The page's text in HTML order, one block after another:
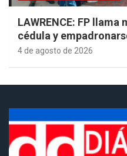
LAWRENCE: FP
cédula y
4 de agosto de 2026